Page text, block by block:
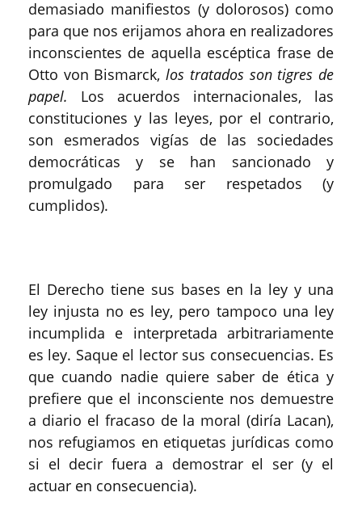
demasiado manifiestos (y dolorosos) como
para que nos erijamos ahora en realizadores
inconscientes de aquella escéptica frase de
Otto von Bismarck,los tratados son tigres de
papel. Los acuerdos internacionales, las
constituciones y las leyes, por el contrario,
son esmerados vigías de las sociedades
democráticas y se han sancionado y
promulgado para ser respetados (y
cumplidos).
El Derecho tiene sus bases en la ley y una
ley injusta no es ley, pero tampoco una ley
incumplida e interpretada arbitrariamente
es ley. Saque el lector sus consecuencias. Es
que cuando nadie quiere saber de ética y
prefiere que el inconsciente nos demuestre
a diario el fracaso de la moral (diría Lacan),
nos refugiamos en etiquetas jurídicas como
si el decir fuera a demostrar el ser (y el
actuar en consecuencia).